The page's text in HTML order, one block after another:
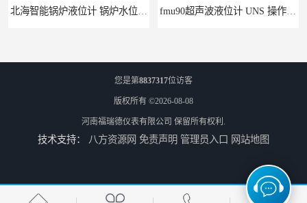
北海智能锅炉液位计 锅炉水位计厂商 自动适应自动校准 fmu90超声波液位计 UNS 操作简单
FMP43 润滑油雷达液位计 能够提供定制服务 云南高加智能锅炉汽包液位计 窑头窑尾液位计
您是第8837317位访客
版权所有 ©2026-08-08
河南福瑞德仪表有限公司 保留所有权利.
技术支持： 八方资源网 免责声明 管理员入口 网站地图